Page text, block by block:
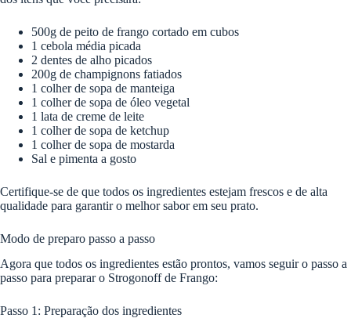
500g de peito de frango cortado em cubos
1 cebola média picada
2 dentes de alho picados
200g de champignons fatiados
1 colher de sopa de manteiga
1 colher de sopa de óleo vegetal
1 lata de creme de leite
1 colher de sopa de ketchup
1 colher de sopa de mostarda
Sal e pimenta a gosto
Certifique-se de que todos os ingredientes estejam frescos e de alta
qualidade para garantir o melhor sabor em seu prato.
Modo de preparo passo a passo
Agora que todos os ingredientes estão prontos, vamos seguir o passo a
passo para preparar o Strogonoff de Frango:
Passo 1: Preparação dos ingredientes